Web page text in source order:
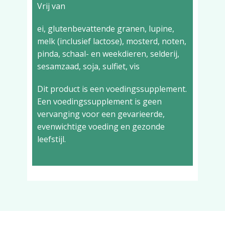
Vrij van
ei, glutenbevattende granen, lupine,
melk (inclusief lactose), mosterd, noten,
pinda, schaal- en weekdieren, selderij,
sesamzaad, soja, sulfiet, vis
Dit product is een voedingssupplement.
Een voedingssupplement is geen
vervanging voor een gevarieerde,
evenwichtige voeding en gezonde
leefstijl.